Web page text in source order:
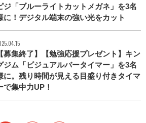
ジ「ブルーライトカットメガネ」を3名
に！デジタル端末の強い光をカット
【募集終了】【勉強応援プレゼント】キン
ジム「ビジュアルバータイマー」を3名
に。残り時間が見える目盛り付きタイマ
で集中力UP！